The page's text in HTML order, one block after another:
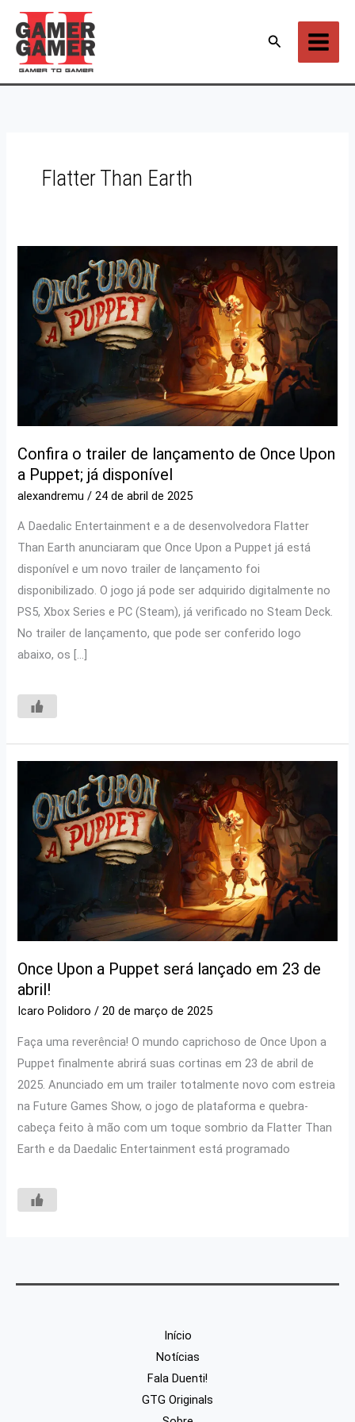
para
conteúdo
Pesquisar
Flatter Than Earth
Confira o trailer de lançamento de Once Upon
a Puppet; já disponível
alexandremu/24 de abril de 2025
A Daedalic Entertainment e a de desenvolvedora Flatter
Than Earth anunciaram que Once Upon a Puppet já está
disponível e um novo trailer de lançamento foi
disponibilizado. O jogo já pode ser adquirido digitalmente no
PS5, Xbox Series e PC (Steam), já verificado no Steam Deck.
No trailer de lançamento, que pode ser conferido logo
abaixo, os […]
Once Upon a Puppet será lançado em 23 de
abril!
Icaro Polidoro/20 de março de 2025
Faça uma reverência! O mundo caprichoso de Once Upon a
Puppet finalmente abrirá suas cortinas em 23 de abril de
2025. Anunciado em um trailer totalmente novo com estreia
na Future Games Show, o jogo de plataforma e quebra-
cabeça feito à mão com um toque sombrio da Flatter Than
Earth e da Daedalic Entertainment está programado
Início
Notícias
Fala Duenti!
GTG Originals